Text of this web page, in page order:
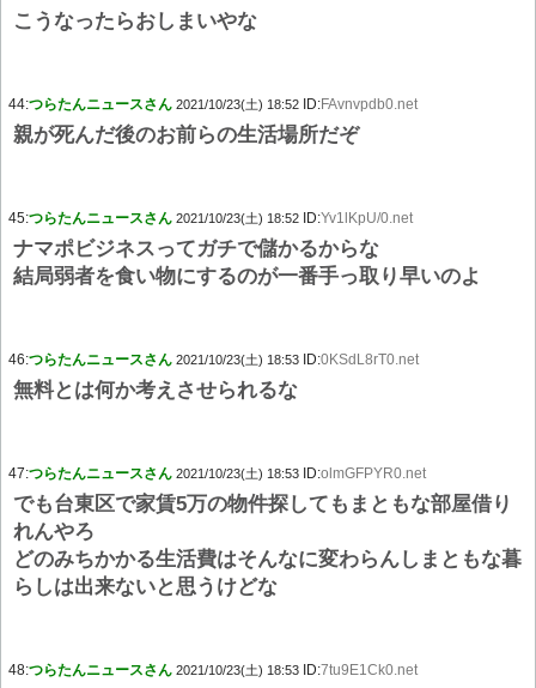
こうなったらおしまいやな
44:つらたんニュースさん 2021/10/23(土) 18:52 ID:FAvnvpdb0.net
親が死んだ後のお前らの生活場所だぞ
45:つらたんニュースさん 2021/10/23(土) 18:52 ID:Yv1lKpU/0.net
ナマポビジネスってガチで儲かるからな
結局弱者を食い物にするのが一番手っ取り早いのよ
46:つらたんニュースさん 2021/10/23(土) 18:53 ID:0KSdL8rT0.net
無料とは何か考えさせられるな
47:つらたんニュースさん 2021/10/23(土) 18:53 ID:olmGFPYR0.net
でも台東区で家賃5万の物件探してもまともな部屋借り
れんやろ
どのみちかかる生活費はそんなに変わらんしまともな暮
らしは出来ないと思うけどな
48:つらたんニュースさん 2021/10/23(土) 18:53 ID:7tu9E1Ck0.net